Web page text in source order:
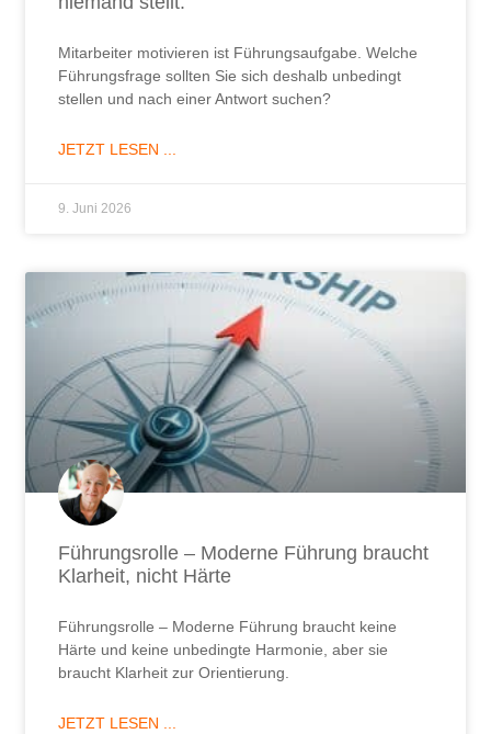
Mitarbeiter motivieren ist Führungsaufgabe. Welche
Führungsfrage sollten Sie sich deshalb unbedingt
stellen und nach einer Antwort suchen?
JETZT LESEN ...
9. Juni 2026
Führungsrolle – Moderne Führung braucht
Klarheit, nicht Härte
Führungsrolle – Moderne Führung braucht keine
Härte und keine unbedingte Harmonie, aber sie
braucht Klarheit zur Orientierung.
JETZT LESEN ...